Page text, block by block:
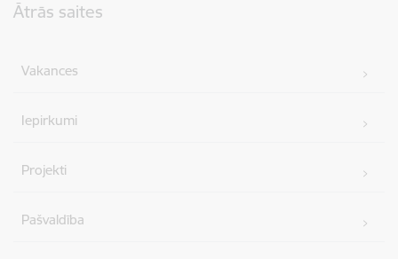
Ātrās saites
Vakances
Iepirkumi
Projekti
Pašvaldība